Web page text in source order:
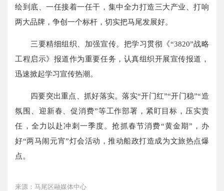
绘到底、一任接着一任干，集中全力打造三大产业、打响
两大品牌，争创一个标杆，切实把马尾发展好。
三要精细组织、加强宣传。把学习贯彻《“3820”战略
工程启示》报道作为重要任务，认真组织开展宣传报道，
迅速掀起学习宣传热潮。
四要突出重点、抓好落实。落实“开门红”“开门稳”“造
氛围、迎新春、促消费”等工作部署，紧盯目标，压实责
任，全力以赴冲刺一季度。抢抓春节消费“黄金期”，办
好“两马闹元宵”灯会活动，推动船政打造成为文旅热点爆
点。
来源：马尾区融媒体中心